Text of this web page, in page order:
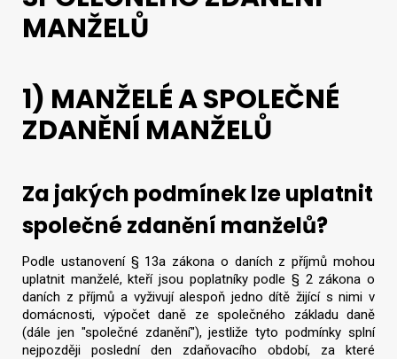
MANŽELŮ
1) MANŽELÉ A SPOLEČNÉ
ZDANĚNÍ MANŽELŮ
Za jakých podmínek lze uplatnit
společné zdanění manželů?
Podle ustanovení § 13a zákona o daních z příjmů mohou
uplatnit manželé, kteří jsou poplatníky podle § 2 zákona o
daních z příjmů a vyživují alespoň jedno dítě žijící s nimi v
domácnosti, výpočet daně ze společného základu daně
(dále jen "společné zdanění"), jestliže tyto podmínky splní
nejpozději poslední den zdaňovacího období, za které